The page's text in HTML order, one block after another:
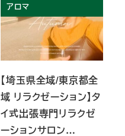
アロマ
【埼玉県全域/東京都全
域 リラクゼーション】タ
イ式出張専門リラクゼ
ーションサロン…